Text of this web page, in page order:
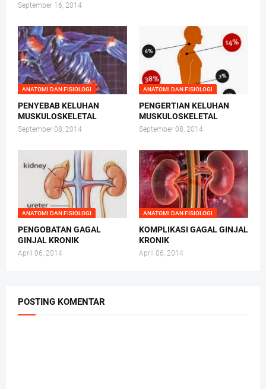
September 16, 2014
ANATOMI DAN FISIOLOGI
PENYEBAB KELUHAN
MUSKULOSKELETAL
September 08, 2014
ANATOMI DAN FISIOLOGI
PENGERTIAN KELUHAN
MUSKULOSKELETAL
September 08, 2014
ANATOMI DAN FISIOLOGI
PENGOBATAN GAGAL
GINJAL KRONIK
April 06, 2014
ANATOMI DAN FISIOLOGI
KOMPLIKASI GAGAL GINJAL
KRONIK
April 06, 2014
POSTING KOMENTAR